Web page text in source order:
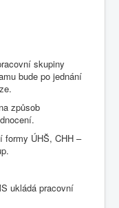
skupiny
bude po jednání
způsob
formy ÚHŠ, CHH –
ukládá pracovní